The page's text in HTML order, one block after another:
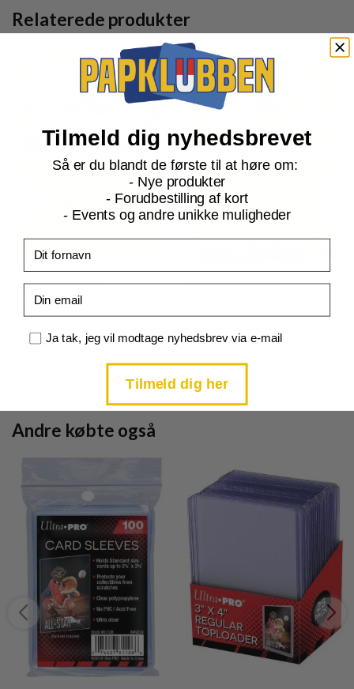
Relaterede produkter
ME04 Chaos Rising
Chespin - 005/086
4,00Current
ME04 Chaos Rising
kr.4,00Current
is:
TILFØJ TIL KURV
Andre købte også
Tilmeld dig nyhedsbrevet
Så er du blandt de første til at høre om:
- Nye produkter
- Forudbestilling af kort
- Events og andre unikke muligheder
Samtykke
Ja tak, jeg vil modtage nyhedsbrev via e-mail
Tilmeld dig her